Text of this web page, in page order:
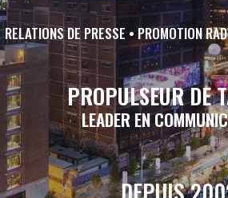
RELATIONS DE PRESSE • PROMOTION
PROPULSEUR DE
LEADER EN